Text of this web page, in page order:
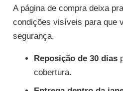
A página de compra deixa
condições visíveis para que
segurança.
Reposição de 30 dias
cobertura.